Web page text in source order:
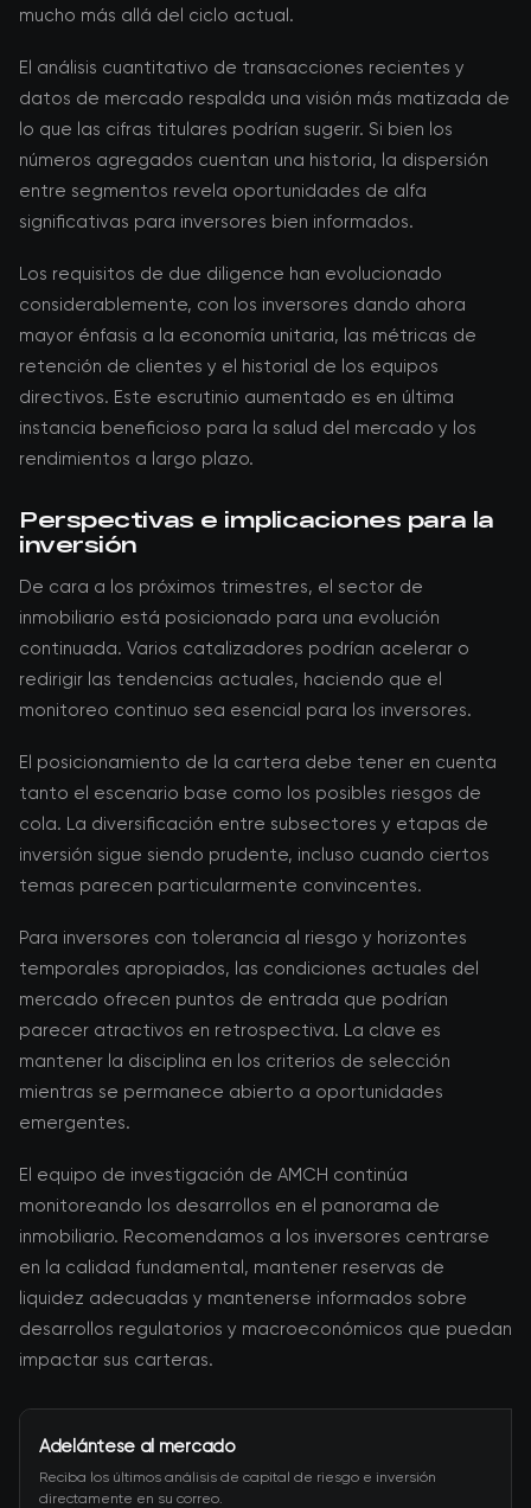
mucho más allá del ciclo actual.
El análisis cuantitativo de transacciones recientes y
datos de mercado respalda una visión más matizada de
lo que las cifras titulares podrían sugerir. Si bien los
números agregados cuentan una historia, la dispersión
entre segmentos revela oportunidades de alfa
significativas para inversores bien informados.
Los requisitos de due diligence han evolucionado
considerablemente, con los inversores dando ahora
mayor énfasis a la economía unitaria, las métricas de
retención de clientes y el historial de los equipos
directivos. Este escrutinio aumentado es en última
instancia beneficioso para la salud del mercado y los
rendimientos a largo plazo.
Perspectivas e implicaciones para la
inversión
De cara a los próximos trimestres, el sector de
inmobiliario está posicionado para una evolución
continuada. Varios catalizadores podrían acelerar o
redirigir las tendencias actuales, haciendo que el
monitoreo continuo sea esencial para los inversores.
El posicionamiento de la cartera debe tener en cuenta
tanto el escenario base como los posibles riesgos de
cola. La diversificación entre subsectores y etapas de
inversión sigue siendo prudente, incluso cuando ciertos
temas parecen particularmente convincentes.
Para inversores con tolerancia al riesgo y horizontes
temporales apropiados, las condiciones actuales del
mercado ofrecen puntos de entrada que podrían
parecer atractivos en retrospectiva. La clave es
mantener la disciplina en los criterios de selección
mientras se permanece abierto a oportunidades
emergentes.
El equipo de investigación de AMCH continúa
monitoreando los desarrollos en el panorama de
inmobiliario. Recomendamos a los inversores centrarse
en la calidad fundamental, mantener reservas de
liquidez adecuadas y mantenerse informados sobre
desarrollos regulatorios y macroeconómicos que puedan
impactar sus carteras.
Adelántese al mercado
Reciba los últimos análisis de capital de riesgo e inversión
directamente en su correo.